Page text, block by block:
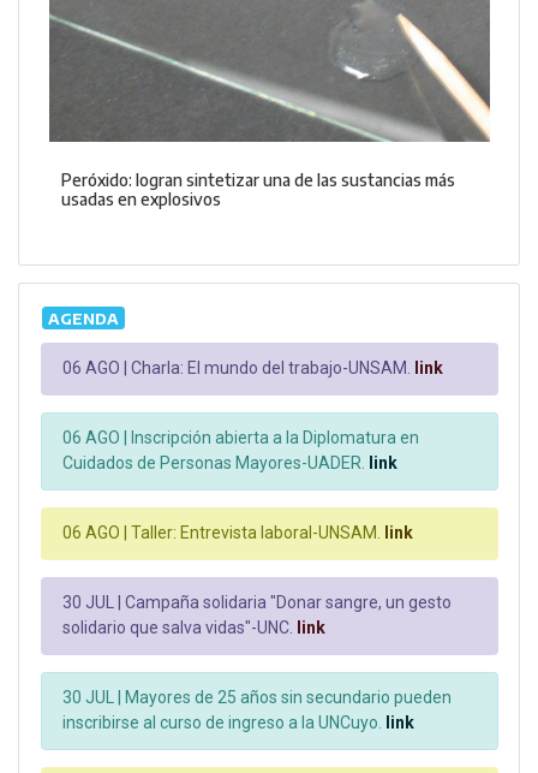
Peróxido: logran sintetizar una de las sustancias más
usadas en explosivos
AGENDA
06 AGO | Charla: El mundo del trabajo-UNSAM. link
06 AGO |
Inscripción abierta a la Diplomatura en
Cuidados de Personas Mayores-UADER. link
06 AGO | Taller: Entrevista laboral-UNSAM. link
30 JUL | Campaña solidaria "Donar sangre, un gesto
solidario que salva vidas"-UNC. link
30 JUL |
Mayores de 25 años sin secundario pueden
inscribirse al curso de ingreso a la UNCuyo. link